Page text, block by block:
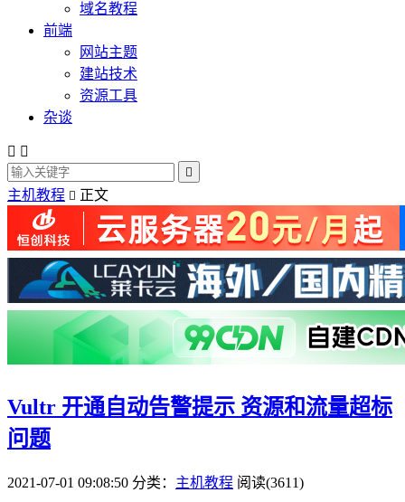
域名教程
前端
网站主题
建站技术
资源工具
杂谈
 

主机教程  正文
Vultr 开通自动告警提示 资源和流量超标
问题
2021-07-01 09:08:50 分类： 主机教程 阅读(3611)